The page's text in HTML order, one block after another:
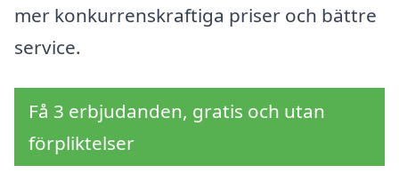
mer konkurrenskraftiga priser och bättre
service.
Få 3 erbjudanden, gratis och utan
förpliktelser